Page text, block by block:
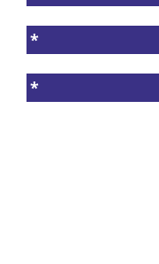
*
*